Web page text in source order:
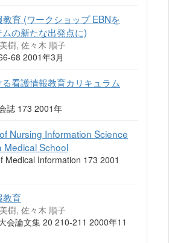
育 (ワークショップ EBNを
の新たな出発点に)
樹, 佐々木 順子
68 2001年3月
看護情報教育カリキュラム
誌 173 2001年
Nursing Information Science
Medical School
Medical Information 173 2001
教育
樹, 佐々木 順子
会論文集 20 210-211 2000年11